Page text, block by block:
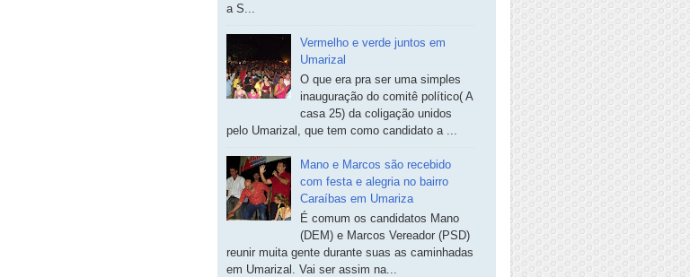
a S...
Vermelho e verde juntos em
Umarizal
O que era pra ser uma simples
inauguração do comitê político( A
casa 25) da coligação unidos
pelo Umarizal, que tem como candidato a ...
Mano e Marcos são recebido
com festa e alegria no bairro
Caraíbas em Umariza
É comum os candidatos Mano
(DEM) e Marcos Vereador (PSD)
reunir muita gente durante suas as caminhadas
em Umarizal. Vai ser assim na...